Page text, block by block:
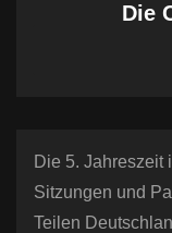
Die
Die 5. Jahreszeit
Sitzungen und
Teilen